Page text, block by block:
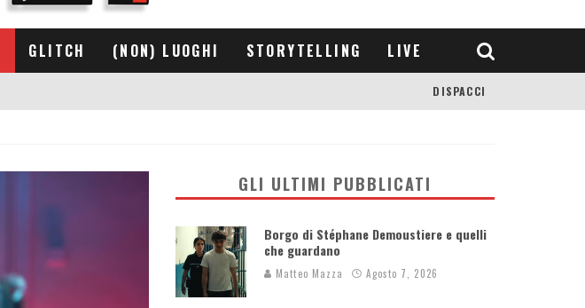
GLITCH (NON) LUOGHI STORYTELLING LIVE
DISPACCI
GLI ULTIMI PUBBLICATI
Borgo di Stéphane Demoustiere e quelli
che guardano
Matteo Mazza Agosto 7, 2026